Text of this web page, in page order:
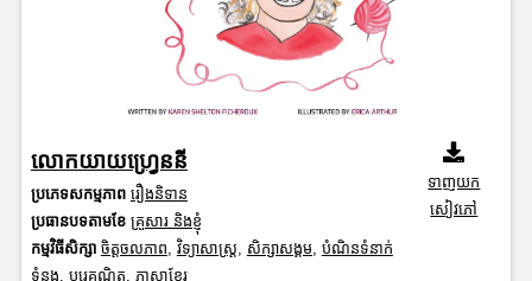
លោកយាយហ្រ្វេននី
ប្រភេទសកម្មភាព រឿងនិទាន
ប្រធានបទតាមខែ គ្រួសារ និងខ្ញុំ
កម្មវិធីសិក្សា ចិត្តចលភាព វិទ្យាសាស្រ្ត សិក្សាសង្គម, បំណិនទំនាក់
ទំនង បុរេគណិត ភាសាខ្មែរ
ទាញយក
សៀវភៅ